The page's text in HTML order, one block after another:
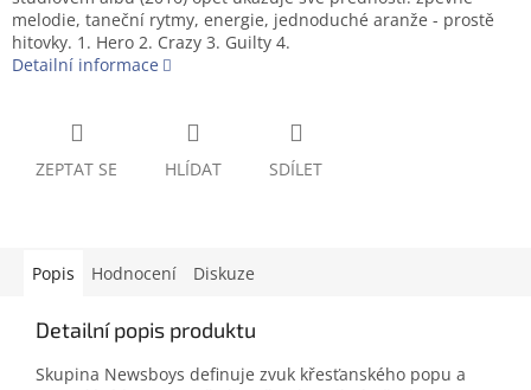
melodie, taneční rytmy, energie, jednoduché aranže - prostě
hitovky. 1. Hero 2. Crazy 3. Guilty 4.
Detailní informace
ZEPTAT SE HLÍDAT SDÍLET
Popis Hodnocení Diskuze
Detailní popis produktu
Skupina Newsboys definuje zvuk křesťanského popu a